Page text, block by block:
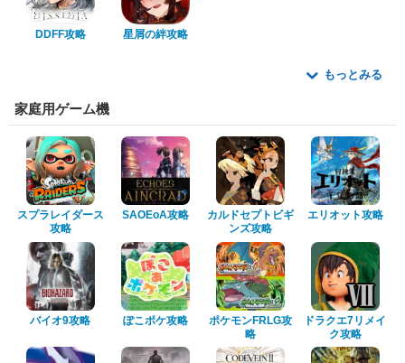
DDFF攻略 星屑の絆攻略
もっとみる
家庭用ゲーム機
スプラレイダース
攻略
SAOEoA攻略
カルドセプトビギ
ンズ攻略
エリオット攻略
バイオ9攻略 ぽこポケ攻略
ポケモンFRLG攻
略
ドラクエ7リメイ
ク攻略